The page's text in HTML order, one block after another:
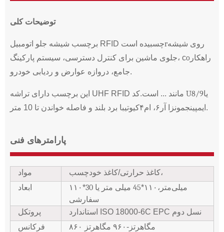
توضیحات کلی
برچسب شیشه جلو اتومبیل RFID چسبیده استrروی شیشه
جلوی ماشین برای کنترل دسترسی، سیستم پارکینگ، co راهکار
جامع، دروازه عوارض و ردیابی خودرو.
این برچسب دارای تراشه UHF RFID مانند ... است. کد U8/9یا
ایمپینجمونزا آر۶، ام۴کیوتی با برد بلند و فاصله خواندن تا 10 متر.
پارامترهای فنی
مواد
کاغذ حرارتی/کاغذ خودچسب،
ابعاد
۱۱۰* 30 میلی‌متر، ۱۱۰*
45 میلی متر یا
سفارشی
پروتکل
استاندارد ISO 18000-6C EPC نسل دوم
فرکانس
۸۶۰ مگاهرتز-۹۶۰ مگاهرتز